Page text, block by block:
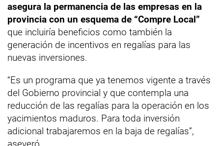
asegura la permanencia de las empresas en la
provincia con un esquema de “Compre Local”
que incluiría beneficios como también la
generación de incentivos en regalías para las
nuevas inversiones.
“Es un programa que ya tenemos vigente a través
del Gobierno provincial y que contempla una
reducción de las regalías para la operación en los
yacimientos maduros. Para toda inversión
adicional trabajaremos en la baja de regalías”,